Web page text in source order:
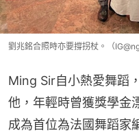
劉兆銘合照時亦要撐拐杖。（
Ming Sir自小熱愛舞蹈
他，年輕時曾獲獎學金
成為首位為法國舞蹈家